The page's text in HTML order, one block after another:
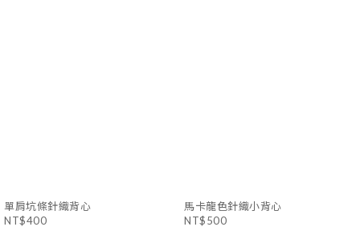
單肩坑條針織背心
NT$400
馬卡龍色針織小背心
NT$500